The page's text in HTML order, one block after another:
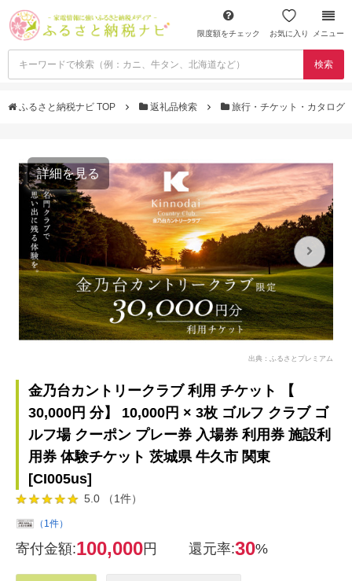
限度額をチェック お気に入り メニュー
検索
ふるさと納税ナビ TOP 返礼品検索 旅行・チケット・カタログ
詳細を見る
出典：ふるさとプレミアム
金乃台カントリークラブ 利用 チケット 【
30,000円 分】 10,000円 × 3枚 ゴルフ クラブ ゴ
ルフ場 クーポン プレー券 入場券 利用券 施設利
用券 体験チケット 茨城県 牛久市 関東
[CI005us]
5.0 （1件）
（1件）
寄付金額:100,000円 還元率:30%